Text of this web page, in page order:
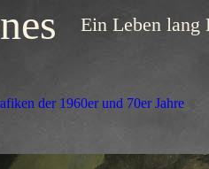
Ein Leben
der 1960er und 70er Jahre